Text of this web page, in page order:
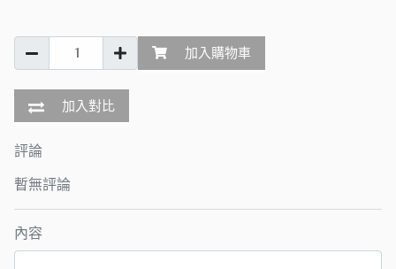
加入購物車
加入對比
評論
暫無評論
內容